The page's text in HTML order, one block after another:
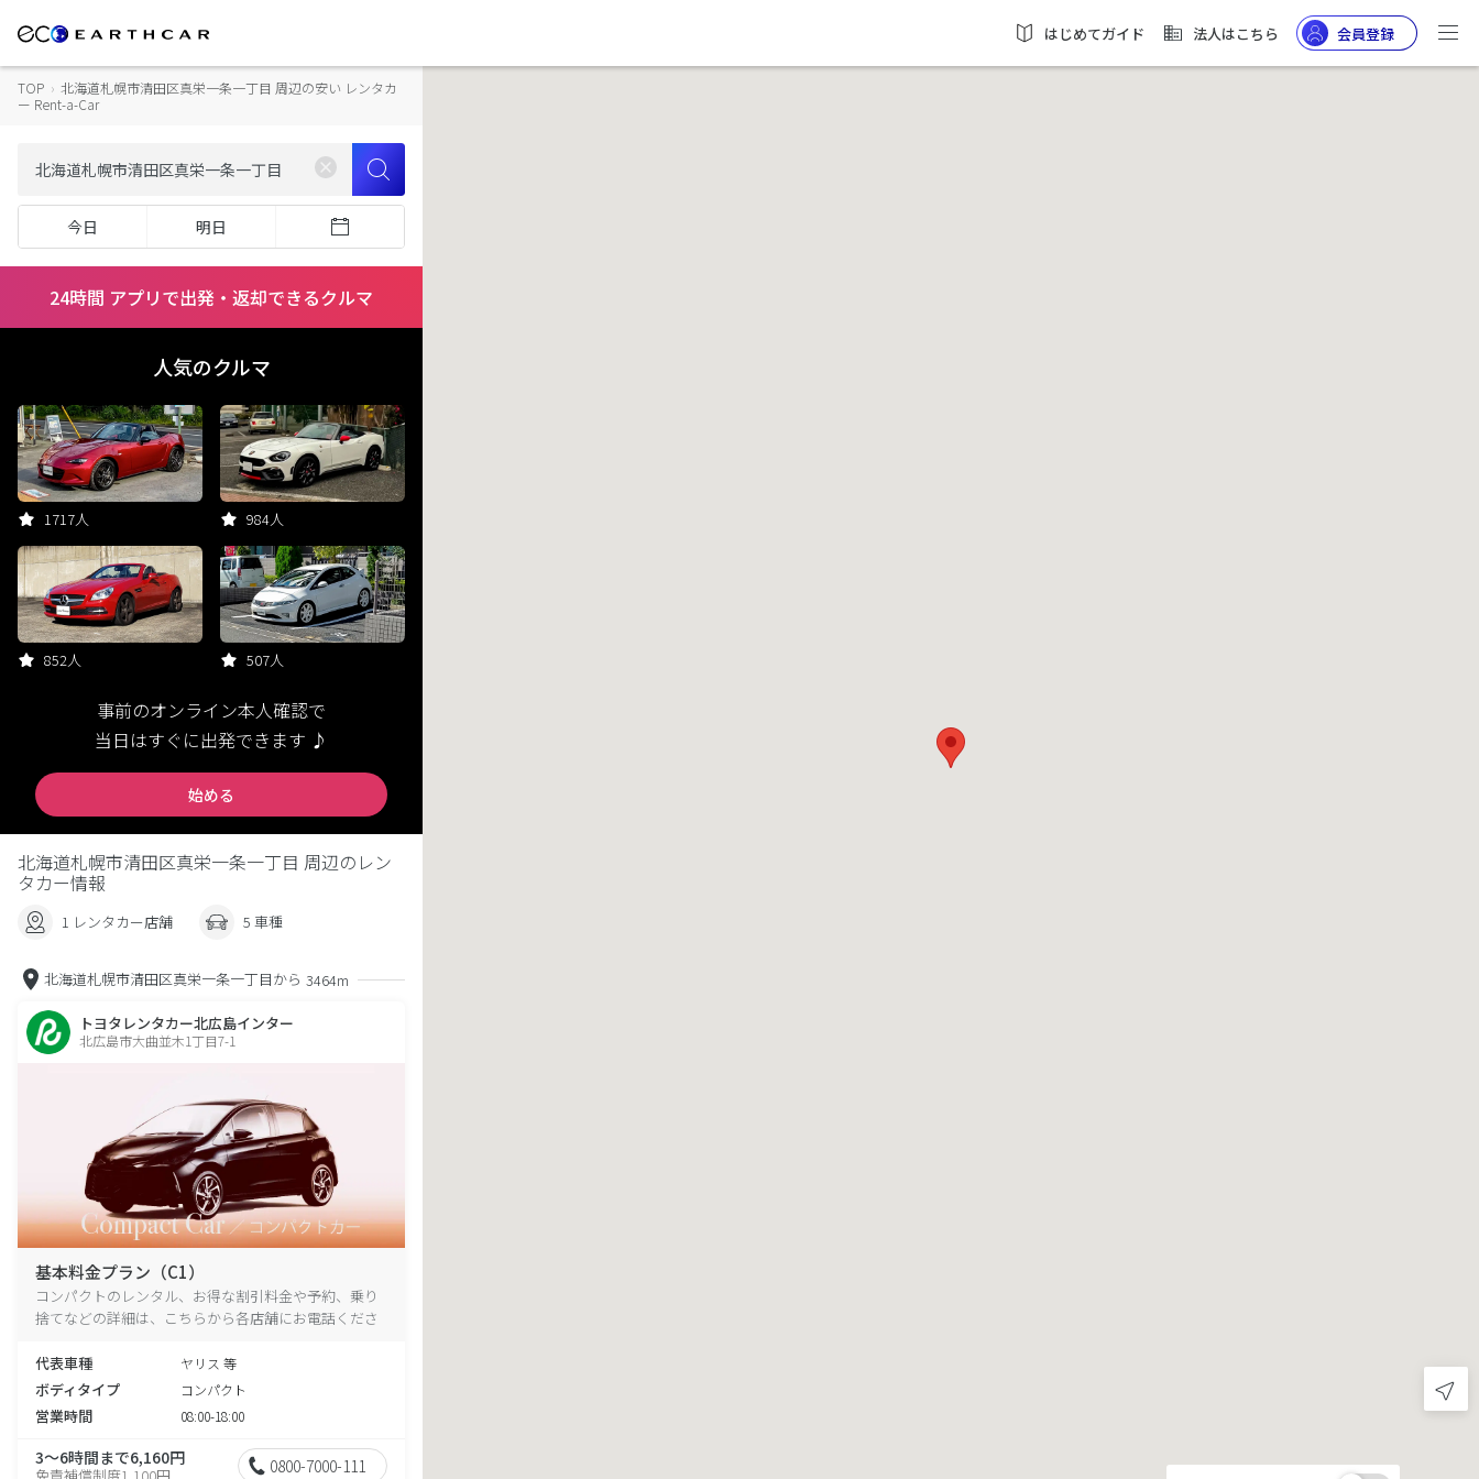
はじめてガイド 法人はこちら 会員登録
TOP › 北海道札幌市清田区真栄一条一丁目 周辺の安い レンタカ
ー Rent-a-Car
今日 明日
24時間 アプリで出発・返却できるクルマ
人気のクルマ
1717人 984人
852人 507人
事前のオンライン本人確認で
当日はすぐに出発できます ♪
始める
北海道札幌市清田区真栄一条一丁目 周辺のレン
タカー情報
1 レンタカー店舗 5 車種
北海道札幌市清田区真栄一条一丁目から 3464m
トヨタレンタカー北広島インター
北広島市大曲並木1丁目7-1
基本料金プラン（C1）
コンパクトのレンタル、お得な割引料金や予約、乗り
捨てなどの詳細は、こちらから各店舗にお電話くださ
代表車種
ヤリス 等
ボディタイプ コンパクト
営業時間 08:00-18:00
3～6時間まで6,160円
免責補償制度1,100円 0800-7000-111